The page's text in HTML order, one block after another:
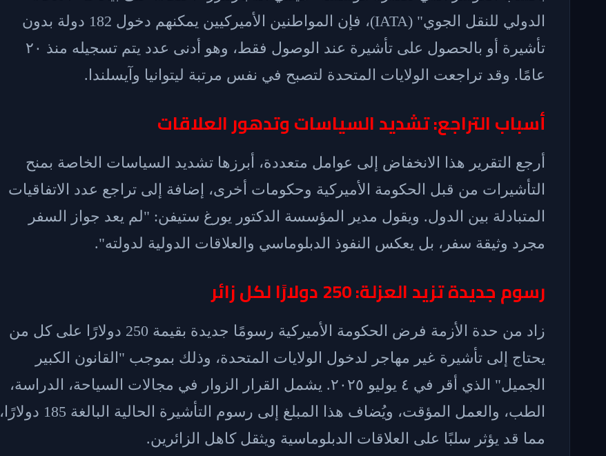
الدولي للنقل الجوي" (IATA)، فإن المواطنين الأميركيين يمكنهم دخول 182 دولة بدون
تأشيرة أو بالحصول على تأشيرة عند الوصول فقط، وهو أدنى عدد يتم تسجيله منذ ٢٠
عامًا. وقد تراجعت الولايات المتحدة لتصبح في نفس مرتبة ليتوانيا وآيسلندا.
أسباب التراجع: تشديد السياسات وتدهور العلاقات
أرجع التقرير هذا الانخفاض إلى عوامل متعددة، أبرزها تشديد السياسات الخاصة بمنح
التأشيرات من قبل الحكومة الأميركية وحكومات أخرى، إضافة إلى تراجع عدد الاتفاقيات
المتبادلة بين الدول. ويقول مدير المؤسسة الدكتور يورغ ستيفن: "لم يعد جواز السفر
مجرد وثيقة سفر، بل يعكس النفوذ الدبلوماسي والعلاقات الدولية لدولته".
رسوم جديدة تزيد العزلة: 250 دولارًا لكل زائر
زاد من حدة الأزمة فرض الحكومة الأميركية رسومًا جديدة بقيمة 250 دولارًا على كل من
يحتاج إلى تأشيرة غير مهاجر لدخول الولايات المتحدة، وذلك بموجب "القانون الكبير
الجميل" الذي أقر في ٤ يوليو ٢٠٢٥. يشمل القرار الزوار في مجالات السياحة، الدراسة،
الطب، والعمل المؤقت، ويُضاف هذا المبلغ إلى رسوم التأشيرة الحالية البالغة 185 دولارًا،
مما قد يؤثر سلبًا على العلاقات الدبلوماسية ويثقل كاهل الزائرين.